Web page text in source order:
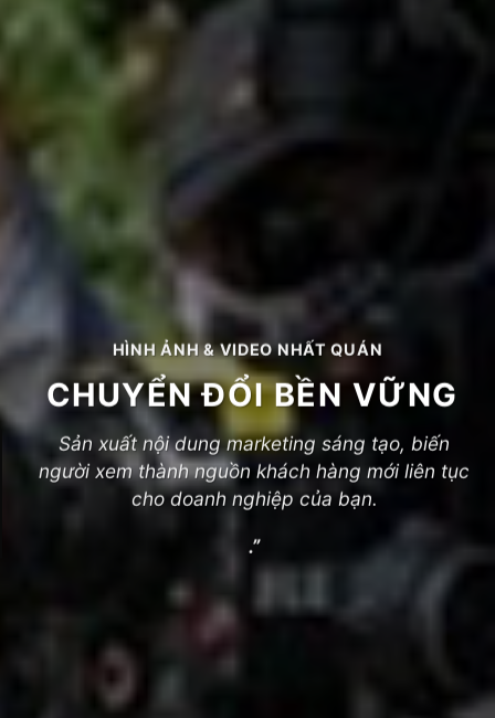
HÌNH ẢNH & VIDEO NHẤT QUÁN
CHUYỂN ĐỔI BỀN VỮNG
Sản xuất nội dung marketing sáng tạo, biến
người xem thành nguồn khách hàng mới liên tục
cho doanh nghiệp của bạn.
.”